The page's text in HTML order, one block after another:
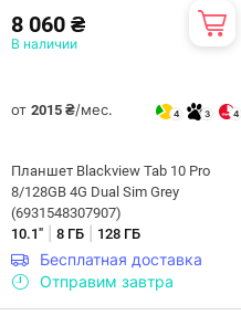
8 060 ₴
В наличии
от 2015 ₴/мес. 4 3 4
Планшет Blackview Tab 10 Pro
8/128GB 4G Dual Sim Grey
(6931548307907)
10.1"
8 ГБ 128 ГБ
Бесплатная доставка
Отправим завтра